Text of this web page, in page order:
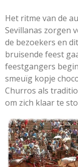
Het ritme van de
Sevillanas zorgen
de bezoekers en
bruisende feest
feestgangers
smeuïg kopje
Churros als
om zich klaar te